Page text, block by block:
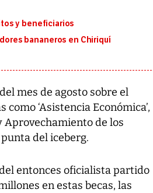
y beneficiarios
bananeros en Chiriquí
mes de agosto sobre el
‘Asistencia Económica’,
Aprovechamiento de los
del iceberg.
entonces oficialista partido
en estas becas, las
emergencia de gran